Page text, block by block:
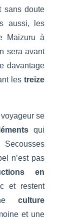
sans doute
aussi, les
Maizuru à
sera avant
davantage
les treize
se
qui
n’est pas
en
et restent
culture
et une